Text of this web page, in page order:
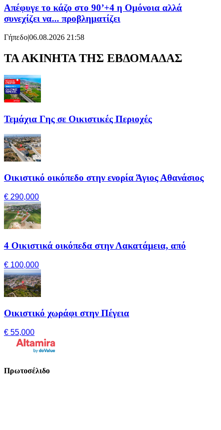
Απέφυγε το κάζο στο 90’+4 η Ομόνοια αλλά
συνεχίζει να... προβληματίζει
Γήπεδο|06.08.2026 21:58
ΤΑ ΑΚΙΝΗΤΑ ΤΗΣ ΕΒΔΟΜΑΔΑΣ
Τεμάχια Γης σε Οικιστικές Περιοχές
Οικιστικό οικόπεδο στην ενορία Άγιος Αθανάσιος
€ 290,000
4 Οικιστικά οικόπεδα στην Λακατάμεια, από
€ 100,000
Οικιστικό χωράφι στην Πέγεια
€ 55,000
Πρωτοσέλιδο